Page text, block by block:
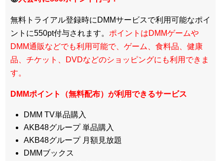
無料トライアル登録時にDMMサービスで利用可能なポイ
ントに550pt付与されます。 ポイントはDMMゲームや
DMM通販などでも利用可能で、ゲーム、食料品、健康
品、チケット、DVDなどのショッピングにも利用できま
す。
DMMポイント（無料配布）が利用できるサービス
DMM TV単品購入
AKB48グループ 単品購入
AKB48グループ 月額見放題
DMMブックス